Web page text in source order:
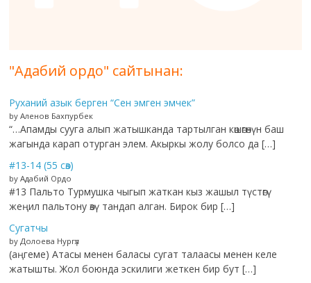
"Адабий ордо" сайтынан:
Руханий азык берген “Сен эмген эмчек”
by Аленов Бахпурбек
“…Апамды сууга алып жатышканда тартылган көшөгөнүн баш
жагында карап отурган элем. Акыркы жолу болсо да […]
#13-14 (55 сөз)
by Адабий Ордо
#13 Пальто Турмушка чыгып жаткан кыз жашыл түстөгү
жеңил пальтону өзү тандап алган. Бирок бир […]
Сугатчы
by Долоева Нургүл
(аңгеме) Атасы менен баласы сугат талаасы менен келе
жатышты. Жол боюнда эскилиги жеткен бир бут […]